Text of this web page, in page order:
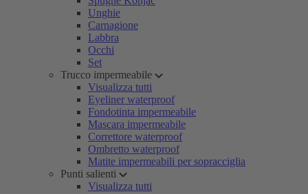
Unghie
Carnagione
Labbra
Occhi
Set
Trucco impermeabile
Visualizza tutti
Eyeliner waterproof
Fondotinta impermeabile
Mascara impermeabile
Correttore waterproof
Ombretto waterproof
Matite impermeabili per sopracciglia
Punti salienti
Visualizza tutti